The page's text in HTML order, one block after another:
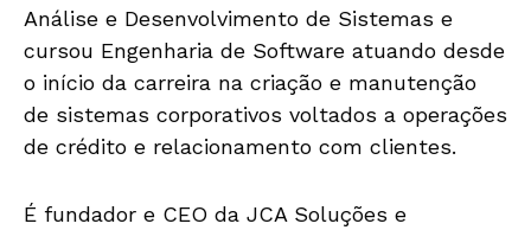
Análise e Desenvolvimento de Sistemas e
cursou Engenharia de Software atuando desde
o início da carreira na criação e manutenção
de sistemas corporativos voltados a operações
de crédito e relacionamento com clientes.
É fundador e CEO da JCA Soluções e